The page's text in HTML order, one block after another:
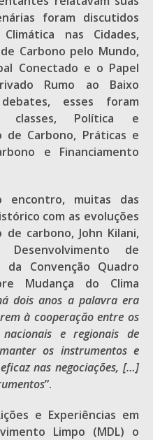
foram discutidos
nas Cidades,
Carbono pelo Mundo,
Conectado e o Papel
Rumo ao Baixo
esses foram
classes, Política e
Carbono, Práticas e
e Financiamento
muitas das
com as evoluções
carbono, John Kilani,
de
da Convenção Quadro
Mudança do Clima
dois anos a palavra era
à cooperação entre os
e regionais de
os instrumentos e
nas negociações, […]
”.
e Experiências em
Limpo (MDL) o